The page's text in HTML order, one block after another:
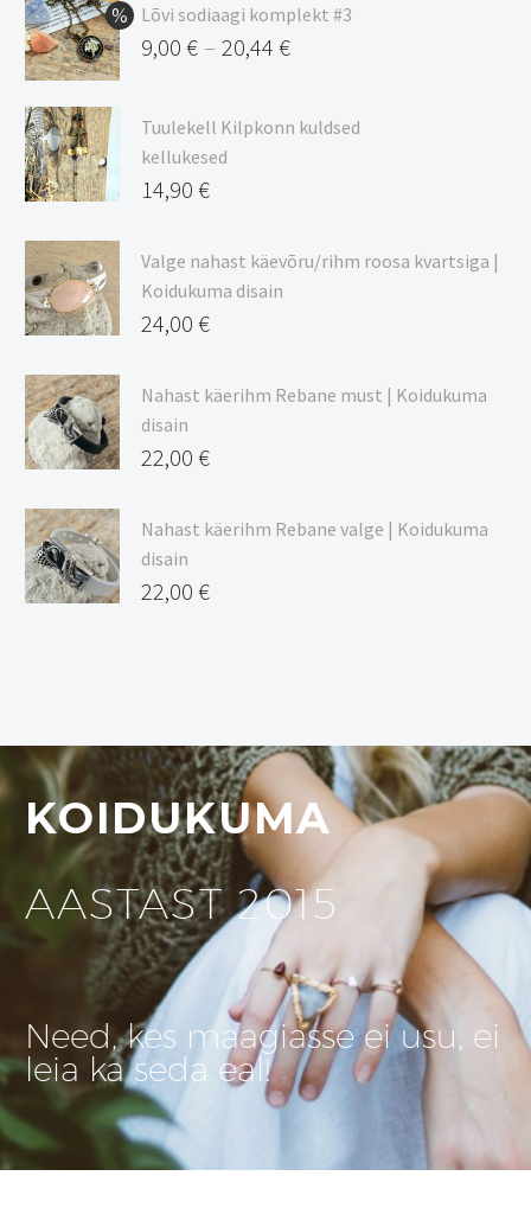
Lõvi sodiaagi komplekt #3
9,00 € – 20,44 €
9,00 €
kuni
20,44 €
Tuulekell Kilpkonn kuldsed
kellukesed
14,90 €
Valge nahast käevõru/rihm roosa kvartsiga |
Koidukuma disain
24,00 €
Nahast käerihm Rebane must | Koidukuma
disain
22,00 €
Nahast käerihm Rebane valge | Koidukuma
disain
22,00 €
KOIDUKUMA
AASTAST 2015
Need, kes maagiasse ei usu, ei
leia ka seda eal!